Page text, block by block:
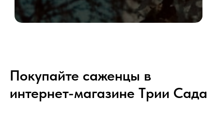
Покупайте саженцы в
интернет-магазине Tрии Сада